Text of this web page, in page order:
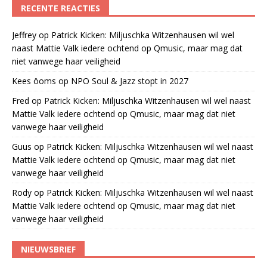
RECENTE REACTIES
Jeffrey op Patrick Kicken: Miljuschka Witzenhausen wil wel
naast Mattie Valk iedere ochtend op Qmusic, maar mag dat
niet vanwege haar veiligheid
Kees öoms op NPO Soul & Jazz stopt in 2027
Fred op Patrick Kicken: Miljuschka Witzenhausen wil wel naast
Mattie Valk iedere ochtend op Qmusic, maar mag dat niet
vanwege haar veiligheid
Guus op Patrick Kicken: Miljuschka Witzenhausen wil wel naast
Mattie Valk iedere ochtend op Qmusic, maar mag dat niet
vanwege haar veiligheid
Rody op Patrick Kicken: Miljuschka Witzenhausen wil wel naast
Mattie Valk iedere ochtend op Qmusic, maar mag dat niet
vanwege haar veiligheid
NIEUWSBRIEF